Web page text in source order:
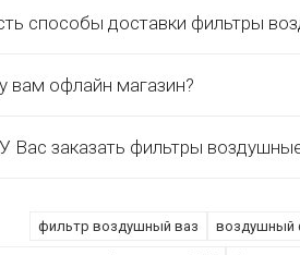
способы доставки фильтры
вам офлайн магазин?
заказать фильтры
фильтр воздушный ваз воздушный